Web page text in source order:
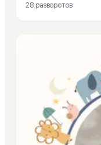
28разворотов